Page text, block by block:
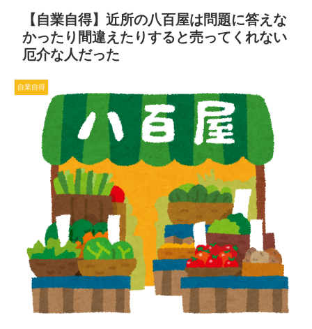
【自業自得】近所の八百屋は問題に答えな
かったり間違えたりすると売ってくれない
厄介な人だった
自業自得